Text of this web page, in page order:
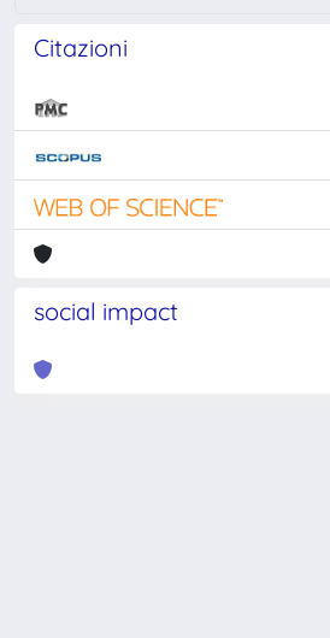
Citazioni
social impact